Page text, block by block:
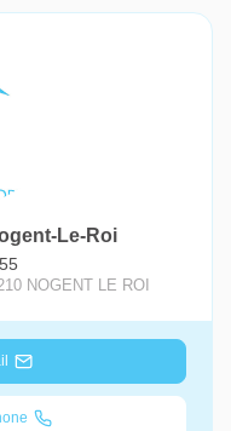
Le-Roi
NOGENT LE ROI